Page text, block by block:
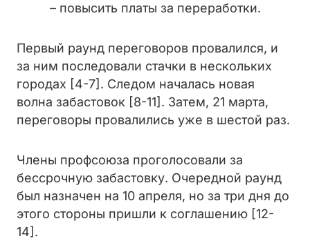
– повысить платы за переработки.
Первый раунд переговоров провалился, и
за ним последовали стачки в нескольких
городах [4-7]. Следом началась новая
волна забастовок [8-11]. Затем, 21 марта,
переговоры провалились уже в шестой раз.
Члены профсоюза проголосовали за
бессрочную забастовку. Очередной раунд
был назначен на 10 апреля, но за три дня до
этого стороны пришли к соглашению [12-
14].